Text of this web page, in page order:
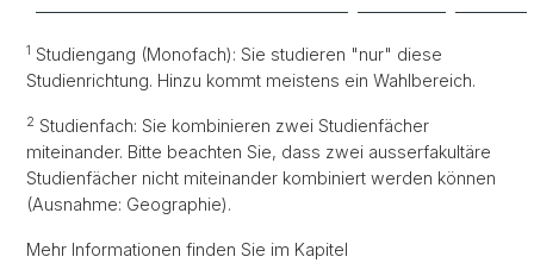
1 Studiengang (Monofach): Sie studieren "nur" diese
Studienrichtung. Hinzu kommt meistens ein Wahlbereich.
2 Studienfach: Sie kombinieren zwei Studienfächer
miteinander. Bitte beachten Sie, dass zwei ausserfakultäre
Studienfächer nicht miteinander kombiniert werden können
(Ausnahme: Geographie).
Mehr Informationen finden Sie im Kapitel